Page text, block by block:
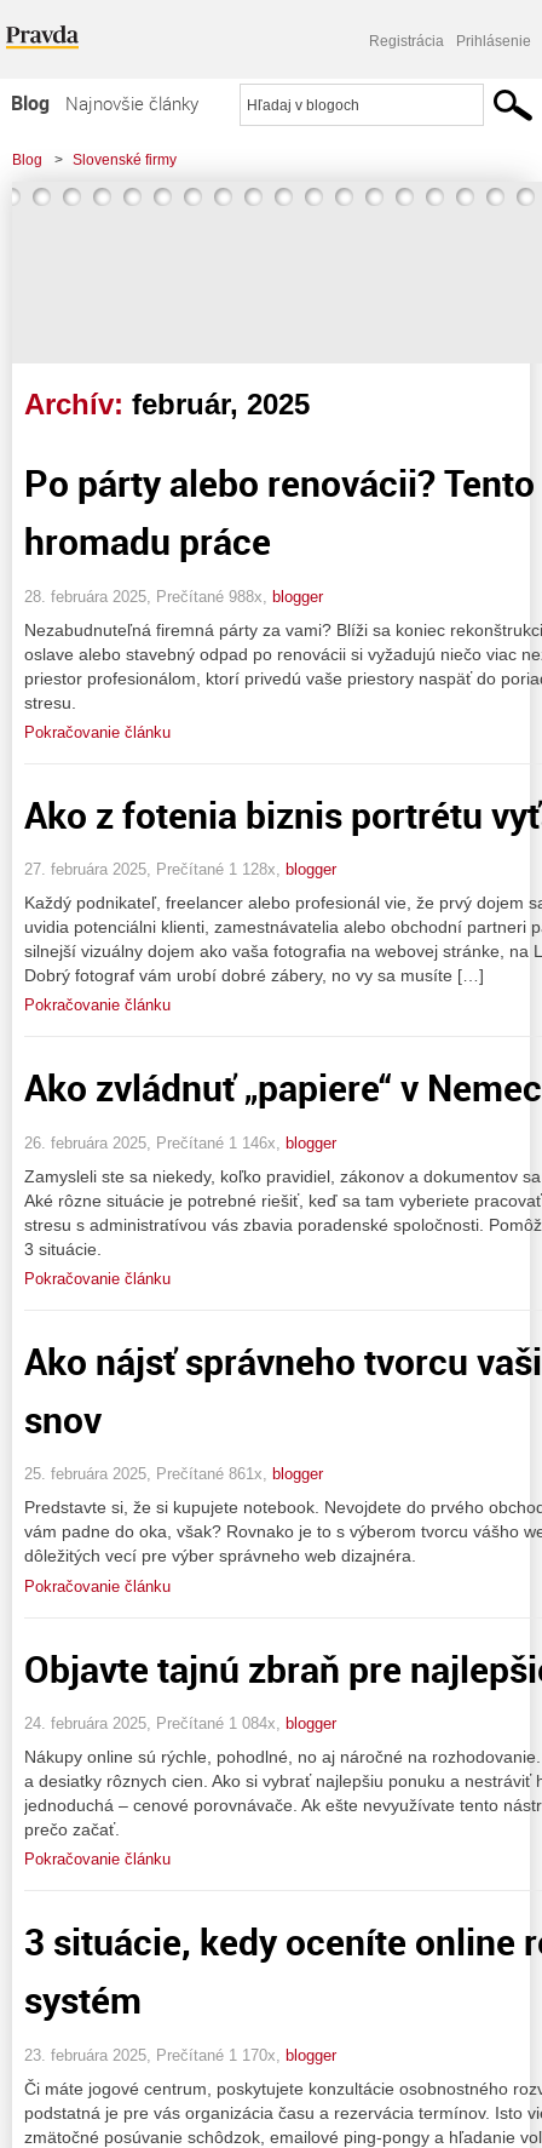
Registrácia Prihlásenie
Blog
Najnovšie články
Najčítanejšie články
Najkomentovanejšie články
Blog > Slovenské firmy
Archív: február, 2025
Po párty alebo renovácii?
hromadu práce
28. februára 2025, Prečítané 988x, blogger
Nezabudnuteľná firemná párty za vami? Blíži sa koniec
oslave alebo stavebný odpad po renovácii si vyžadujú niečo viac
priestor profesionálom, ktorí privedú vaše priestory naspäť do
stresu.
Pokračovanie článku
Ako z fotenia biznis portrétu
27. februára 2025, Prečítané 1 128x, blogger
Každý podnikateľ, freelancer alebo profesionál vie, že prvý dojem
uvidia potenciálni klienti, zamestnávatelia alebo obchodní partneri
silnejší vizuálny dojem ako vaša fotografia na webovej stránke, na
Dobrý fotograf vám urobí dobré zábery, no vy sa musíte […]
Pokračovanie článku
Ako zvládnuť „papiere“ v
26. februára 2025, Prečítané 1 146x, blogger
Zamysleli ste sa niekedy, koľko pravidiel, zákonov a dokumentov
Aké rôzne situácie je potrebné riešiť, keď sa tam vyberiete
stresu s administratívou vás zbavia poradenské spoločnosti.
3 situácie.
Pokračovanie článku
Ako nájsť správneho tvorcu
snov
25. februára 2025, Prečítané 861x, blogger
Predstavte si, že si kupujete notebook. Nevojdete do prvého
vám padne do oka, však? Rovnako je to s výberom tvorcu vášho
dôležitých vecí pre výber správneho web dizajnéra.
Pokračovanie článku
Objavte tajnú zbraň pre
24. februára 2025, Prečítané 1 084x, blogger
Nákupy online sú rýchle, pohodlné, no aj náročné na
a desiatky rôznych cien. Ako si vybrať najlepšiu ponuku a
jednoduchá – cenové porovnávače. Ak ešte nevyužívate tento
prečo začať.
Pokračovanie článku
3 situácie, kedy oceníte online
systém
23. februára 2025, Prečítané 1 170x, blogger
Či máte jogové centrum, poskytujete konzultácie osobnostného
podstatná je pre vás organizácia času a rezervácia termínov. Isto
zmätočné posúvanie schôdzok, emailové ping-pongy a hľadanie